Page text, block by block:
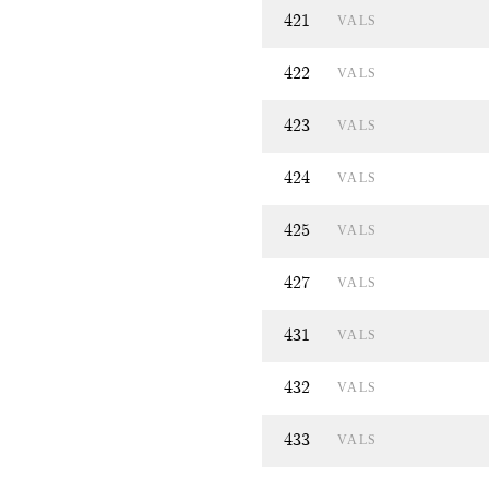
421 VALS
422 VALS
423 VALS
424 VALS
425 VALS
427 VALS
431 VALS
432 VALS
433 VALS